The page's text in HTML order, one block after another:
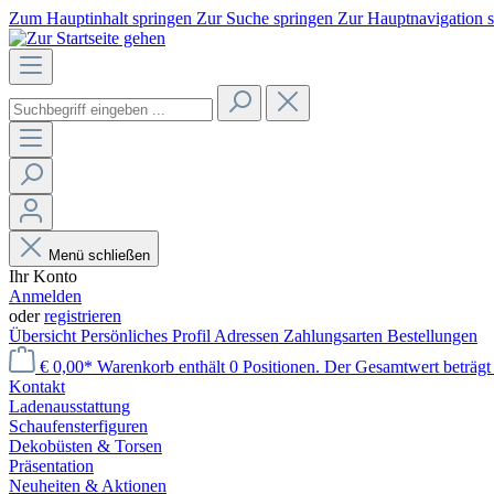
Zum Hauptinhalt springen Zur Suche springen Zur Hauptnavigation
Menü schließen
Ihr Konto
Anmelden
oderregistrieren
Übersicht Persönliches Profil Adressen Zahlungsarten Bestellungen
€ 0,00* Warenkorb enthält 0 Positionen. Der Gesamtwert
Kontakt
Laden­ausstattung
Schaufenster­figuren
Dekobüsten & Torsen
Präsentation
Neuheiten & Aktionen